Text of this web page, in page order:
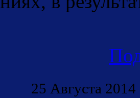
25 Августа 2014